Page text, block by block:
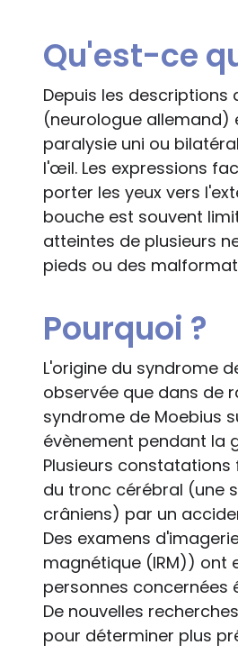
Qu'est-ce
Depuis les descriptions
(neurologue allemand)
paralysie uni ou
l'œil. Les expressions
porter les yeux vers
bouche est souvent
atteintes de plusieurs
pieds ou des
Pourquoi ?
L'origine du syndrome
observée que dans de
syndrome de Moebius
évènement pendant la
Plusieurs
du tronc cérébral (une
crâniens) par un
Des examens
magnétique (IRM)) ont
personnes
De nouvelles
pour déterminer plus